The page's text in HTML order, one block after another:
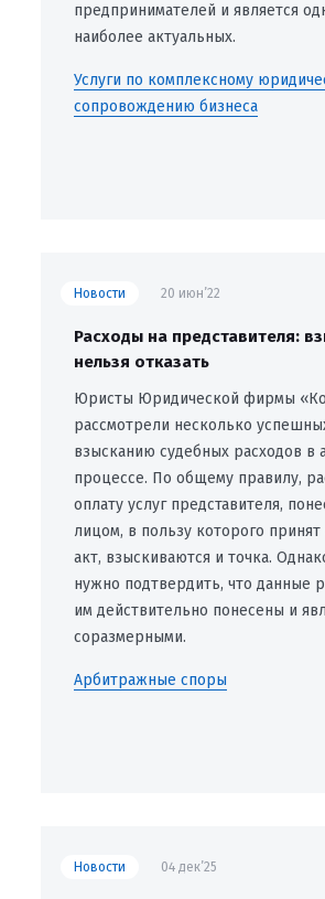
предпринимателей и является
наиболее актуальных.
Услуги по комплексному
сопровождению бизнеса
Новости 20 июн’22
Расходы на представителя:
нельзя отказать
Юристы Юридической фирмы
рассмотрели несколько
взысканию судебных расходов в
процессе. По общему правилу,
оплату услуг представителя,
лицом, в пользу которого
акт, взыскиваются и точка.
нужно подтвердить, что данные
им действительно понесены и
соразмерными.
Арбитражные споры
Новости 04 дек’25